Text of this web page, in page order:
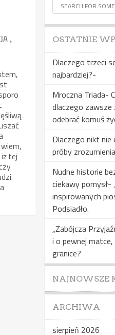
,
tej
OSTATNIE
Dlaczego trzeci
najbardziej?-
Mroczna Triada-
dlaczego
odebrać komuś
Dlaczego nikt nie
próby
Nudne historie
ciekawy pomysł-
inspirowanych
Podsiadło.
„Zabójcza
i o pewnej
granice?
NAJNOWSZE
ARCHIWA
sierpień 2026